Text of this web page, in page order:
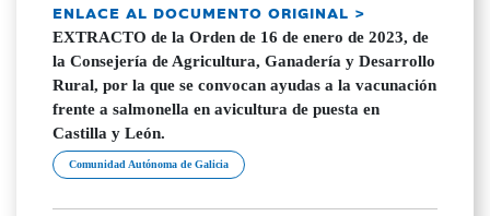
ENLACE AL DOCUMENTO ORIGINAL >
EXTRACTO de la Orden de 16 de enero de 2023, de
la Consejería de Agricultura, Ganadería y Desarrollo
Rural, por la que se convocan ayudas a la vacunación
frente a salmonella en avicultura de puesta en
Castilla y León.
Comunidad Autónoma de Galicia